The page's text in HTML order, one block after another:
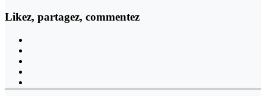
Likez, partagez, commentez